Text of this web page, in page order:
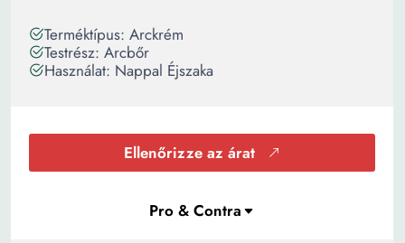
Terméktípus: Arckrém
Testrész: Arcbőr
Használat: Nappal Éjszaka
Ellenőrizze az árat